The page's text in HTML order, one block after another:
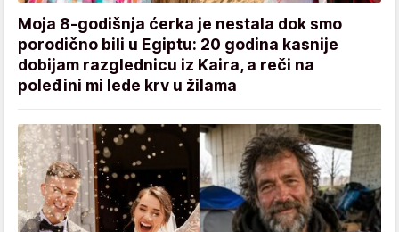
Moja 8-godišnja ćerka je nestala dok smo
porodično bili u Egiptu: 20 godina kasnije
dobijam razglednicu iz Kaira, a reči na
poleđini mi lede krv u žilama